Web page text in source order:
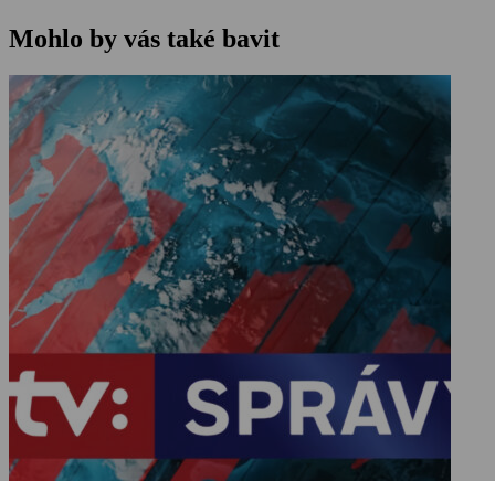
Mohlo by vás také bavit